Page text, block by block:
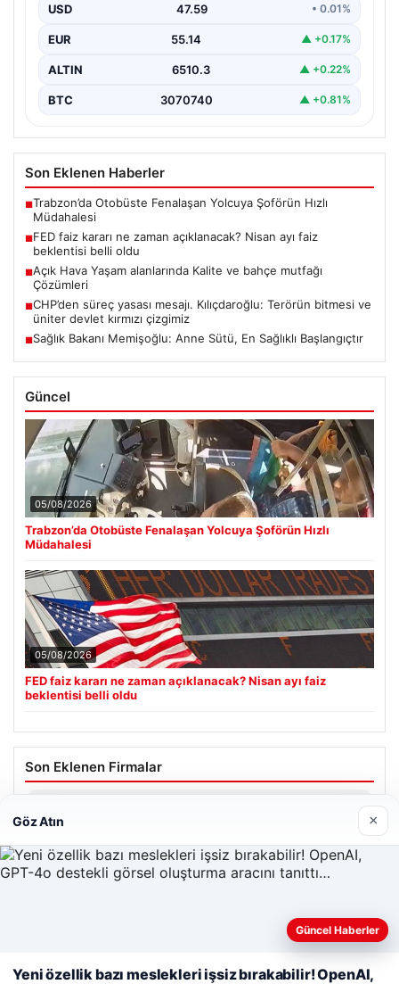
USD 47.59 • 0.01%
EUR 55.14 ▲ +0.17%
ALTIN 6510.3 ▲ +0.22%
BTC 3070740 ▲ +0.81%
Son Eklenen Haberler
■Trabzon’da Otobüste Fenalaşan Yolcuya Şoförün Hızlı
Müdahalesi
■FED faiz kararı ne zaman açıklanacak? Nisan ayı faiz
beklentisi belli oldu
■Açık Hava Yaşam alanlarında Kalite ve bahçe mutfağı
Çözümleri
■CHP’den süreç yasası mesajı. Kılıçdaroğlu: Terörün bitmesi ve
üniter devlet kırmızı çizgimiz
■Sağlık Bakanı Memişoğlu: Anne Sütü, En Sağlıklı Başlangıçtır
Güncel
05/08/2026
Trabzon’da Otobüste Fenalaşan Yolcuya Şoförün Hızlı
Müdahalesi
05/08/2026
FED faiz kararı ne zaman açıklanacak? Nisan ayı faiz
beklentisi belli oldu
Son Eklenen Firmalar
26/05/2026
© 2026 Renkli Yazı – Güncel Haberler
Web sitemizi nasıl kullandığınızı daha iyi anlayabilmek,
kullanıyoruz.Çerez Politikamız
Göz Atın ×
Güncel Haberler
Yeni özellik bazı meslekleri işsiz bırakabilir! OpenAI,